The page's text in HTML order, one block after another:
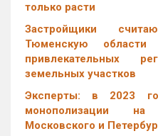
только расти
Застройщики
Тюменскую
привлекательных
земельных участков
Эксперты: в 2023
монополизации
Московского и